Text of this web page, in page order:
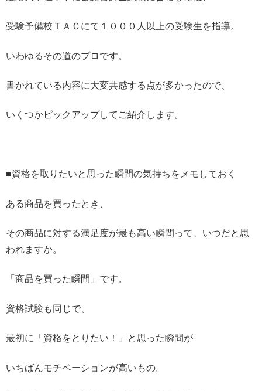
受験予備校ＴＡＣにて１０００人以上の受験生を指導。
いわゆるその道のプロです。
書かれている内容に大変共感する点が多かったので、
いくつかピックアップしてご紹介します。
■資格を取りたいと思った瞬間の気持ちをメモしておく
ある商品を買ったとき、
その商品に対する満足度が最も高い瞬間って、 いつだと思
われますか。
「商品を買った瞬間」です。
資格試験も同じで、
最初に「資格をとりたい！」と思った瞬間が
いちばんモチベーションが高いもの。